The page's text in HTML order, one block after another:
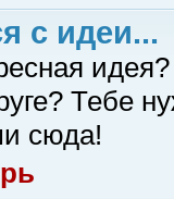
с идеи...
Тебе
сюда!